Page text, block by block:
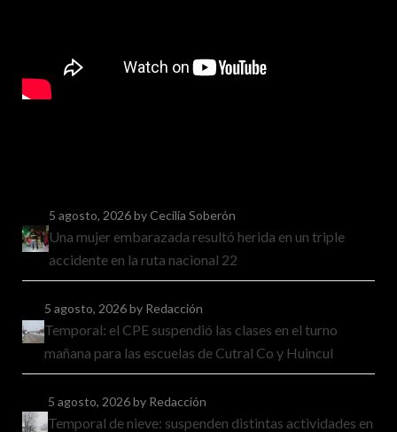
5 agosto, 2026by Cecilia Soberón
Una mujer embarazada resultó herida en un triple
accidente en la ruta nacional 22
5 agosto, 2026by Redacción
Temporal: el CPE suspendió las clases en el turno
mañana para las escuelas de Cutral Co y Huincul
5 agosto, 2026by Redacción
Temporal de nieve: suspenden distintas actividades en